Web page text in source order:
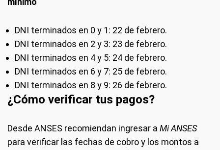
DNI terminados en 0 y 1: 22 de febrero.
DNI terminados en 2 y 3: 23 de febrero.
DNI terminados en 4 y 5: 24 de febrero.
DNI terminados en 6 y 7: 25 de febrero.
DNI terminados en 8 y 9: 26 de febrero.
¿Cómo verificar tus pagos?
Desde ANSES recomiendan ingresar a Mi ANSES
para verificar las fechas de cobro y los montos a